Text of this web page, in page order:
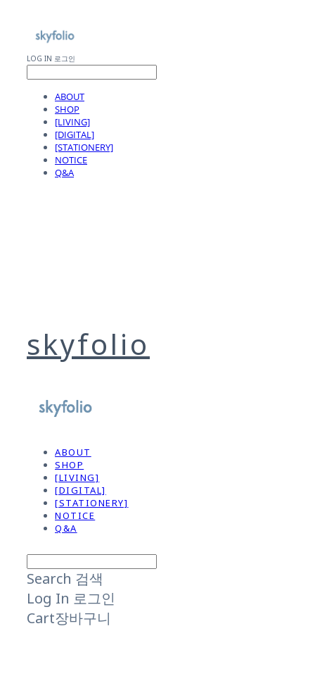
LOG IN 로그인
ABOUT
SHOP
[LIVING]
[DIGITAL]
[STATIONERY]
NOTICE
Q&A
skyfolio
ABOUT
SHOP
[LIVING]
[DIGITAL]
[STATIONERY]
NOTICE
Q&A
Search 검색
Log In 로그인
Cart장바구니